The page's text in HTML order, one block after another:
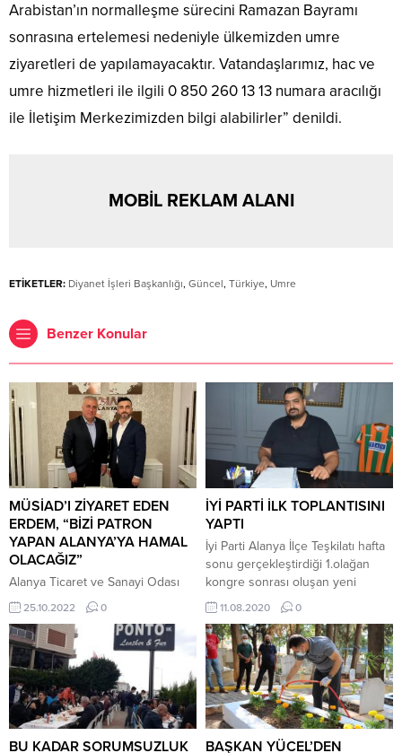
Arabistan’ın normalleşme sürecini Ramazan Bayramı
sonrasına ertelemesi nedeniyle ülkemizden umre
ziyaretleri de yapılamayacaktır. Vatandaşlarımız, hac ve
umre hizmetleri ile ilgili 0 850 260 13 13 numara aracılığı
ile İletişim Merkezimizden bilgi alabilirler” denildi.
MOBİL REKLAM ALANI
ETİKETLER: Diyanet İşleri Başkanlığı, Güncel, Türkiye, Umre
Benzer Konular
MÜSİAD’I ZİYARET EDEN
ERDEM, “BİZİ PATRON
YAPAN ALANYA’YA HAMAL
OLACAĞIZ”
Alanya Ticaret ve Sanayi Odası
(ALTSO) Başkan Adayı Eray
Erdem, MÜSİAD Alanya Şubesi’ni
ziyaret etti. Ziyarette MÜSİAD
Alanya Başkanı Mustafa Durusoy,
ANMEY hakkında Eray Erdem’e
bilgiler verdi. Alanya Ticaret ve
Sanayi Odası (ALTSO) Başkan
Adayı Eray Erdem, ekip
arkadaşları, Ahmet Paşaoğlu,
25.10.2022 0
İYİ PARTİ İLK TOPLANTISINI
YAPTI
İyi Parti Alanya İlçe Teşkilatı hafta
sonu gerçekleştirdiği 1.olağan
kongre sonrası oluşan yeni
yönetim kurulu ile ilk toplantısını
bugün gerçekleştirdi. İyi Parti
Alanya İlçe Başkanı Alper Arıkan
toplantı sonrası ilk basın
açıklamasını yaptı. “Kıymetli basın
mensupları, değerli İlçe
Yöneticilerimiz; 1. Olağan
Kongremizin ardından
gerçekleştirdiğimiz ilk
11.08.2020 0
BU KADAR SORUMSUZLUK BAŞKAN YÜCEL’DEN